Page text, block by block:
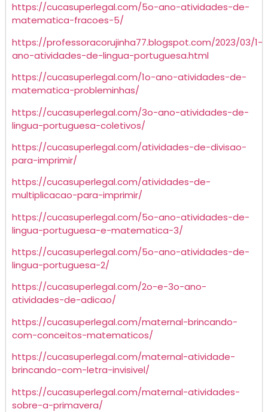
https://cucasuperlegal.com/5o-ano-atividades-de-
matematica-fracoes-5/
https://professoracorujinha77.blogspot.com/2023/03/1-
ano-atividades-de-lingua-portuguesa.html
https://cucasuperlegal.com/1o-ano-atividades-de-
matematica-probleminhas/
https://cucasuperlegal.com/3o-ano-atividades-de-
lingua-portuguesa-coletivos/
https://cucasuperlegal.com/atividades-de-divisao-
para-imprimir/
https://cucasuperlegal.com/atividades-de-
multiplicacao-para-imprimir/
https://cucasuperlegal.com/5o-ano-atividades-de-
lingua-portuguesa-e-matematica-3/
https://cucasuperlegal.com/5o-ano-atividades-de-
lingua-portuguesa-2/
https://cucasuperlegal.com/2o-e-3o-ano-
atividades-de-adicao/
https://cucasuperlegal.com/maternal-brincando-
com-conceitos-matematicos/
https://cucasuperlegal.com/maternal-atividade-
brincando-com-letra-invisivel/
https://cucasuperlegal.com/maternal-atividades-
sobre-a-primavera/